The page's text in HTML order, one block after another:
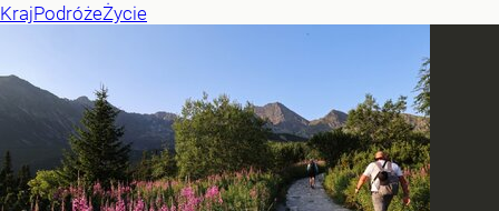
KrajPodróżeŻycie